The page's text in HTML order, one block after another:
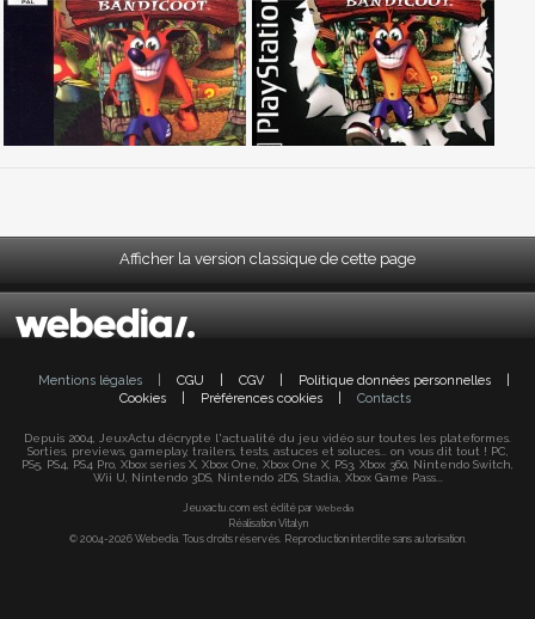
Afficher la version classique de cette page
Mentions légales CGU CGV Politique données personnelles
Cookies
Préférences cookies Contacts
Depuis 2004, JeuxActu décrypte l'actualité du jeu vidéo sur toutes les plateformes.
Sorties, previews, gameplay, trailers, tests, astuces et soluces... on vous dit tout ! PC,
PS5, PS4, PS4 Pro, Xbox series X, Xbox One, Xbox One X, PS3, Xbox 360, Nintendo Switch,
Wii U, Nintendo 3DS, Nintendo 2DS, Stadia, Xbox Game Pass...
Jeuxactu.com est édité par Webedia
Réalisation Vitalyn
© 2004-2026 Webedia. Tous droits réservés. Reproduction interdite sans autorisation.